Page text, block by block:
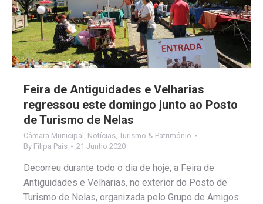
Feira de Antiguidades e Velharias
regressou este domingo junto ao Posto
de Turismo de Nelas
Câmara Municipal , Notícias, Turismo & Património
By Filipa Pais 21 Junho 2020
Decorreu durante todo o dia de hoje, a Feira de
Antiguidades e Velharias, no exterior do Posto de
Turismo de Nelas, organizada pelo Grupo de Amigos